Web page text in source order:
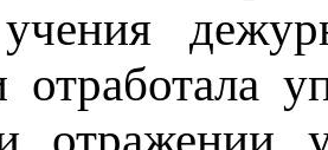
отработала